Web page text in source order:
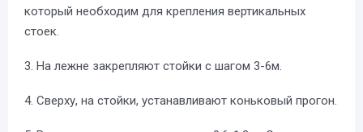
который необходим для крепления вертикальных
стоек.
3. На лежне закрепляют стойки с шагом 3-6м.
4. Сверху, на стойки, устанавливают коньковый прогон.